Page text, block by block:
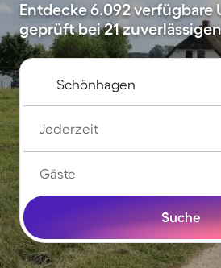
Entdecke 6.092 verfügbare
geprüft bei 21
Jederzeit
Gäste
Suche